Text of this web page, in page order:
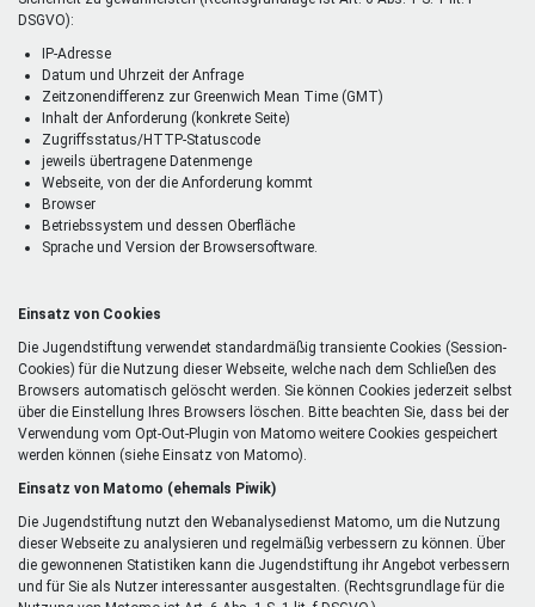
DSGVO):
IP-Adresse
Datum und Uhrzeit der Anfrage
Zeitzonendifferenz zur Greenwich Mean Time (GMT)
Inhalt der Anforderung (konkrete Seite)
Zugriffsstatus/HTTP-Statuscode
jeweils übertragene Datenmenge
Webseite, von der die Anforderung kommt
Browser
Betriebssystem und dessen Oberfläche
Sprache und Version der Browsersoftware.
Einsatz von Cookies
Die Jugendstiftung verwendet standardmäßig transiente Cookies (Session-
Cookies) für die Nutzung dieser Webseite, welche nach dem Schließen des
Browsers automatisch gelöscht werden. Sie können Cookies jederzeit selbst
über die Einstellung Ihres Browsers löschen. Bitte beachten Sie, dass bei der
Verwendung vom Opt-Out-Plugin von Matomo weitere Cookies gespeichert
werden können (siehe Einsatz von Matomo).
Einsatz von Matomo (ehemals Piwik)
Die Jugendstiftung nutzt den Webanalysedienst Matomo, um die Nutzung
dieser Webseite zu analysieren und regelmäßig verbessern zu können. Über
die gewonnenen Statistiken kann die Jugendstiftung ihr Angebot verbessern
und für Sie als Nutzer interessanter ausgestalten. (Rechtsgrundlage für die